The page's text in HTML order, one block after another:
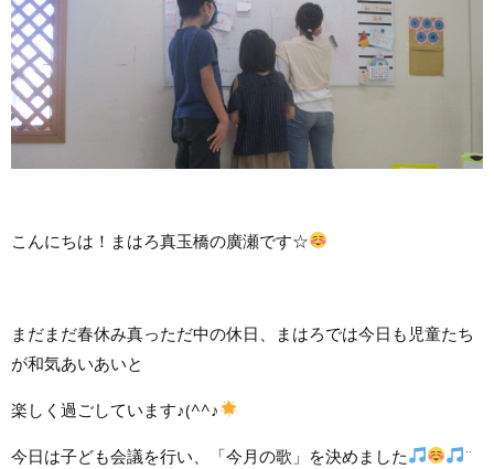
こんにちは！まはろ真玉橋の廣瀬です☆
まだまだ春休み真っただ中の休日、まはろでは今日も児童たち
が和気あいあいと
楽しく過ごしています♪(^^♪
今日は子ども会議を行い、「今月の歌」を決めました ¨